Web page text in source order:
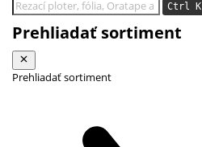
Ctrl K
Prehliadať sortiment
Prehliadať sortiment